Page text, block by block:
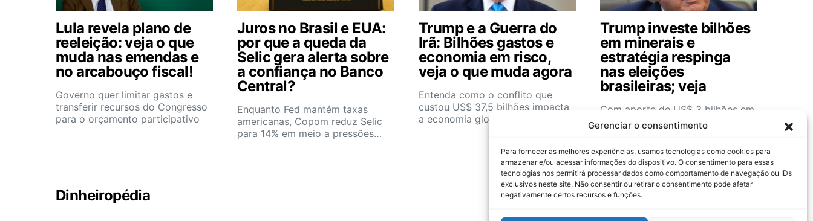
Gerenciar o consentimento
Para fornecer as melhores experiências, usamos tecnologias como cookies para
armazenar e/ou acessar informações do dispositivo. O consentimento para essas
tecnologias nos permitirá processar dados como comportamento de navegação ou IDs
exclusivos neste site. Não consentir ou retirar o consentimento pode afetar
negativamente certos recursos e funções.
Lula revela plano de
reeleição: veja o que
muda nas emendas e
no arcabouço fiscal!
Governo quer limitar gastos e
transferir recursos do Congresso
para o orçamento participativo
Juros no Brasil e EUA:
por que a queda da
Selic gera alerta sobre
a confiança no Banco
Central?
Enquanto Fed mantém taxas
americanas, Copom reduz Selic
para 14% em meio a pressões…
Trump e a Guerra do
Irã: Bilhões gastos e
economia em risco,
veja o que muda agora
Entenda como o conflito que
custou US$ 37,5 bilhões impacta
a economia global e o…
Trump investe bilhões
em minerais e
estratégia respinga
nas eleições
brasileiras; veja
Com aporte de US$ 3 bilhões em
mineração de minerais críticos,
Dinheiropédia